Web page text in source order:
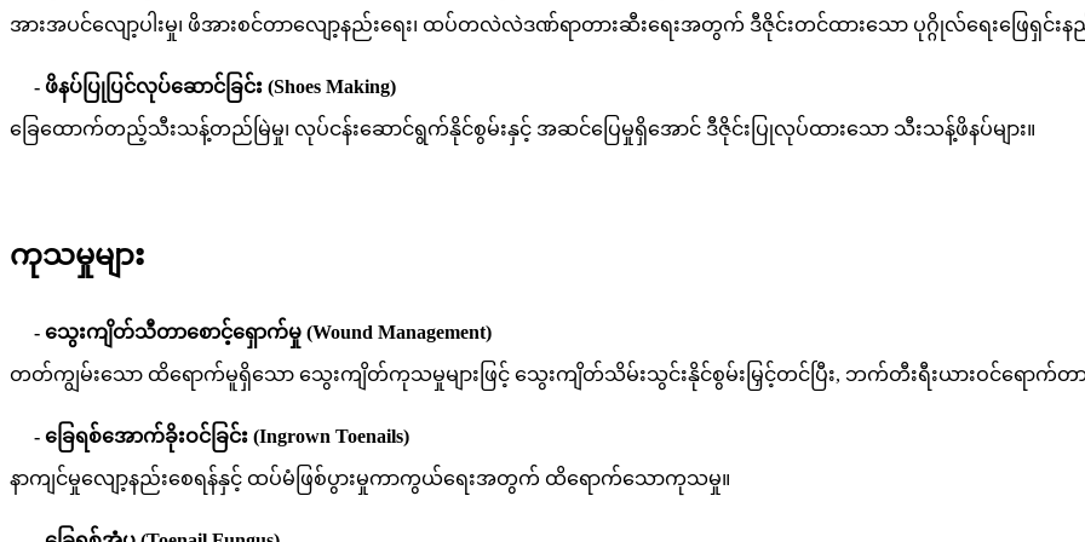
အားအပင်လျော့ပါးမှု၊ ဖိအားစင်တာလျော့နည်းရေး၊ ထပ်တလဲလဲဒဏ်ရာတားဆီးရေးအတွက် ဒီဇိုင်းတင်ထားသော ပုဂ္ဂိုလ်ရေးဖြေရှင်းနည်း
- ဖိနပ်ပြုပြင်လုပ်ဆောင်ခြင်း (Shoes Making)
ခြေထောက်တည့်သီးသန့်တည်မြဲမှု၊ လုပ်ငန်းဆောင်ရွက်နိုင်စွမ်းနှင့် အဆင်ပြေမှုရှိအောင် ဒီဇိုင်းပြုလုပ်ထားသော သီးသန့်ဖိနပ်များ။
ကုသမှုများ
- သွေးကျိတ်သီတာစောင့်ရှောက်မှု (Wound Management)
တတ်ကျွမ်းသော ထိရောက်မူရှိသော သွေးကျိတ်ကုသမှုများဖြင့် သွေးကျိတ်သိမ်းသွင်းနိုင်စွမ်းမြှင့်တင်ပြီး, ဘက်တီးရီးယားဝင်ရောက်တား
- ခြေရစ်အောက်ခိုးဝင်ခြင်း (Ingrown Toenails)
နာကျင်မှုလျော့နည်းစေရန်နှင့် ထပ်မံဖြစ်ပွားမှုကာကွယ်ရေးအတွက် ထိရောက်သောကုသမှု။